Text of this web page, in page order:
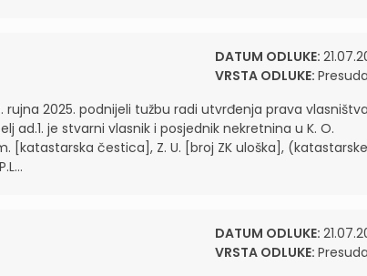
DATUM ODLUKE:
VRSTA ODLUKE: Presuda
rujna 2025. podnijeli tužbu radi utvrđenja prava
je stvarni vlasnik i posjednik nekretnina u K. O.
[katastarska čestica], Z. U. [broj ZK uloška], (katastarske
DATUM ODLUKE:
VRSTA ODLUKE: Presuda